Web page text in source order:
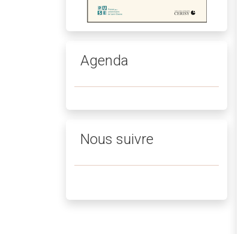
Agenda
Nous suivre